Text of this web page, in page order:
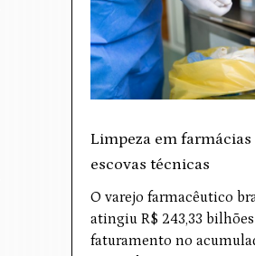
Limpeza em farmácias
escovas técnicas
O varejo farmacêutico
atingiu R$ 243,33
faturamento no